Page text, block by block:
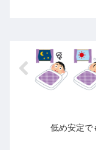
低め安定で